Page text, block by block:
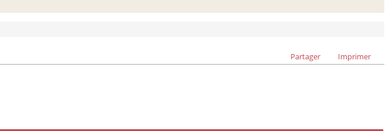
Partager Imprimer